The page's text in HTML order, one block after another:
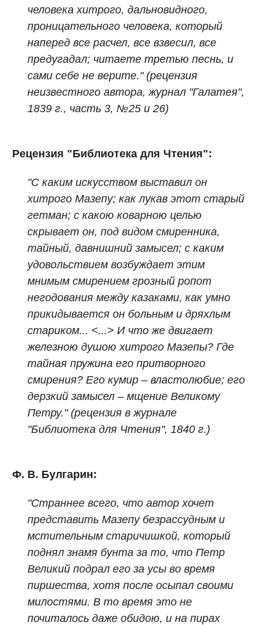
человека хитрого, дальновидного,
проницательного человека, который
наперед все расчел, все взвесил, все
предугадал; читаете третью песнь, и
сами себе не верите." (рецензия
неизвестного автора, журнал "Галатея",
1839 г., часть 3, №25 и 26)
Рецензия "Библиотека для Чтения":
"С каким искусством выставил он
хитрого Мазепу; как лукав этот старый
гетман; с какою коварною целью
скрывает он, под видом смиренника,
тайный, давнишний замысел; с каким
удовольствием возбуждает этим
мнимым смирением грозный ропот
негодования между казаками, как умно
прикидывается он больным и дряхлым
стариком... <...> И что же двигает
железною душою хитрого Мазепы? Где
тайная пружина его притворного
смирения? Его кумир – властолюбие; его
дерзкий замысел – мщение Великому
Петру." (рецензия в журнале
"Библиотека для Чтения", 1840 г.)
Ф. В. Булгарин:
"Страннее всего, что автор хочет
представить Мазепу безрассудным и
мстительным старичишкой, который
поднял знамя бунта за то, что Петр
Великий подрал его за усы во время
пиршества, хотя после осыпал своими
милостями. В то время это не
почиталось даже обидою, и на пирах